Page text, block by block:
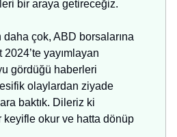
bir araya getireceğiz.
çok, ABD borsalarına
yayımlayan
gördüğü haberleri
olaylardan ziyade
baktık. Dileriz ki
keyifle okur ve hatta dönüp